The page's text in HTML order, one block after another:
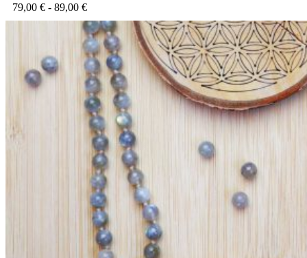
79,00 € - 89,00 €Rango
de
precios:
desde
79,00 €
hasta
89,00 €